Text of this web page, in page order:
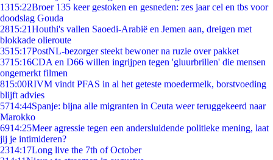
1315:22Broer 135 keer gestoken en gesneden: zes jaar cel en tbs voor
doodslag Gouda
2815:21Houthi's vallen Saoedi-Arabië en Jemen aan, dreigen met
blokkade olieroute
3515:17PostNL-bezorger steekt bewoner na ruzie over pakket
3715:16CDA en D66 willen ingrijpen tegen 'gluurbrillen' die mensen
ongemerkt filmen
815:00RIVM vindt PFAS in al het geteste moedermelk, borstvoeding
blijft advies
5714:44Spanje: bijna alle migranten in Ceuta weer teruggekeerd naar
Marokko
6914:25Meer agressie tegen een andersluidende politieke mening, laat
jij je intimideren?
2314:17Long live the 7th of October